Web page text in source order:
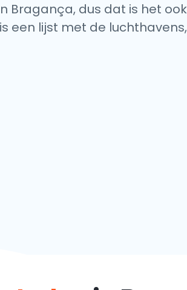
Bragança, dus dat is het ook
een lijst met de luchthavens,